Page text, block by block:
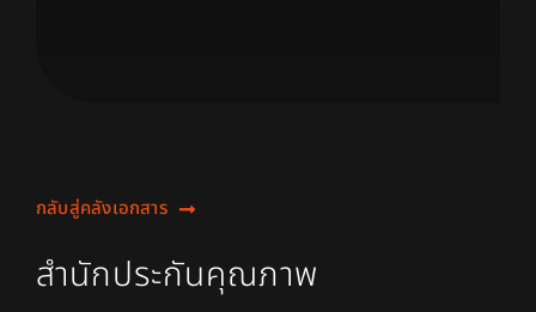
กลับสู่คลังเอกสาร
สำนักประกันคุณภาพ